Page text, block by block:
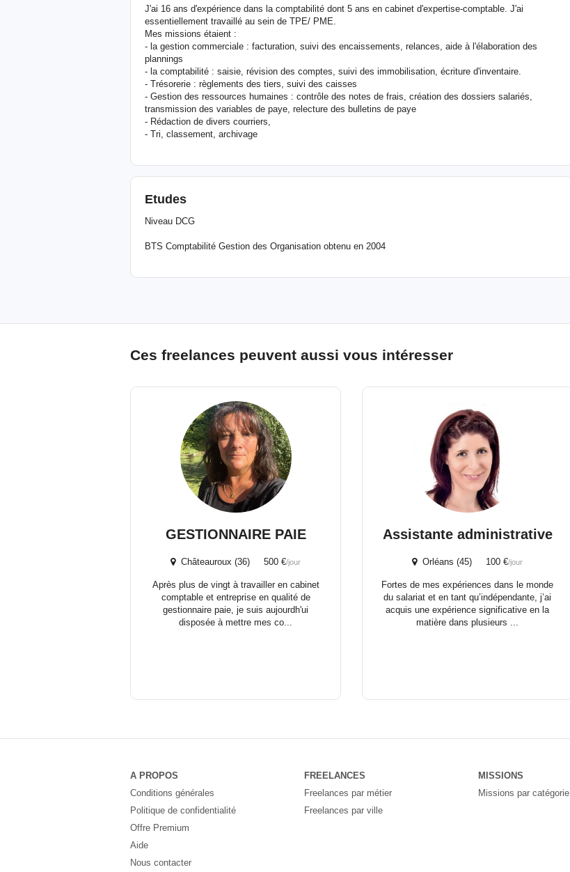
J'ai 16 ans d'expérience dans la comptabilité dont 5 ans en cabinet d'expertise-comptable. J'ai
essentiellement travaillé au sein de TPE/ PME.
Mes missions étaient :
- la gestion commerciale : facturation, suivi des encaissements, relances, aide à l'élaboration des
plannings
- la comptabilité : saisie, révision des comptes, suivi des immobilisation, écriture d'inventaire.
- Trésorerie : règlements des tiers, suivi des caisses
- Gestion des ressources humaines : contrôle des notes de frais, création des dossiers salariés,
transmission des variables de paye, relecture des bulletins de paye
- Rédaction de divers courriers,
- Tri, classement, archivage
Etudes
Niveau DCG
BTS Comptabilité Gestion des Organisation obtenu en 2004
Ces freelances peuvent aussi vous intéresser
GESTIONNAIRE PAIE
Châteauroux (36) 500 €/jour
Après plus de vingt à travailler en cabinet
comptable et entreprise en qualité de
gestionnaire paie, je suis aujourdh'ui
disposée à mettre mes co...
Assistante administrative
Orléans (45) 100 €/jour
Fortes de mes expériences dans le monde
du salariat et en tant qu’indépendante, j’ai
acquis une expérience significative en la
matière dans plusieurs ...
A PROPOS
Conditions générales
Politique de confidentialité
Offre Premium
Aide
Nous contacter
FREELANCES
Freelances par métier
Freelances par ville
MISSIONS
Missions par catégorie